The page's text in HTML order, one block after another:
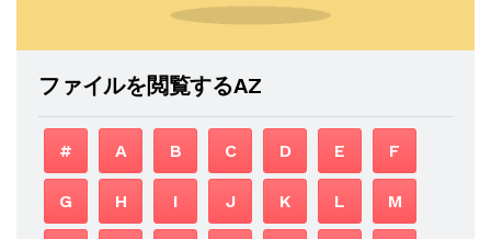
ファイルを閲覧するAZ
# A B C D E F
G H I J K L M